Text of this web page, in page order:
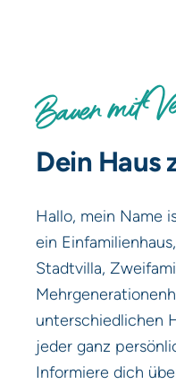
Bauen mit
Dein Haus
Hallo, mein Name
ein
Stadtvilla,
unterschiedlichen
jeder ganz
Informiere dich